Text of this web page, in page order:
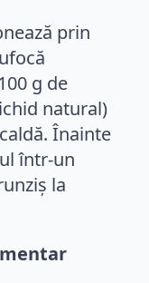
prin
g de
natural)
Înainte
într-un
la